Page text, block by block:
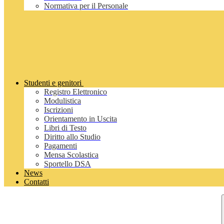
Normativa per il Personale
Studenti e genitori
Registro Elettronico
Modulistica
Iscrizioni
Orientamento in Uscita
Libri di Testo
Diritto allo Studio
Pagamenti
Mensa Scolastica
Sportello DSA
News
Contatti